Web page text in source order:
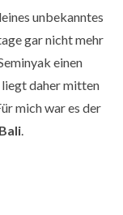
unbekanntes
gar nicht mehr
einen
daher mitten
mich war es der
.